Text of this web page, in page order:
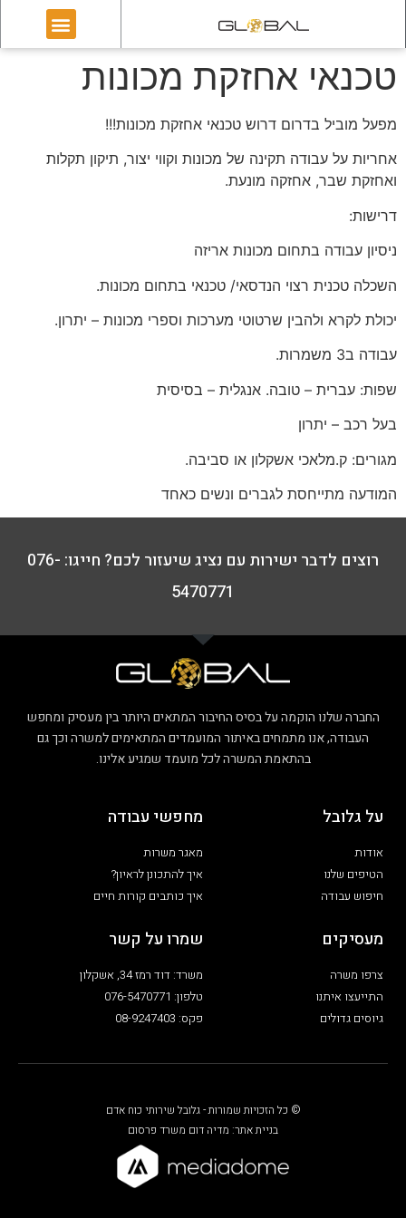
טכנאי אחזקת מכונות
מפעל מוביל בדרום דרוש טכנאי אחזקת מכונות!!!
אחריות על עבודה תקינה של מכונות וקווי יצור, תיקון תקלות
ואחזקת שבר, אחזקה מונעת.
דרישות:
ניסיון עבודה בתחום מכונות אריזה
השכלה טכנית רצוי הנדסאי/ טכנאי בתחום מכונות.
יכולת לקרא ולהבין שרטוטי מערכות וספרי מכונות – יתרון.
עבודה ב3 משמרות.
שפות: עברית – טובה. אנגלית – בסיסית
בעל רכב – יתרון
מגורים: ק.מלאכי אשקלון או סביבה.
המודעה מתייחסת לגברים ונשים כאחד
רוצים לדבר ישירות עם נציג שיעזור לכם? חייגו: 076-
5470771
החברה שלנו הוקמה על בסיס החיבור המתאים היותר בין מעסיק ומחפש
העבודה, אנו מתמחים באיתור המועמדים המתאימים למשרה וכך גם
בהתאמת המשרה לכל מועמד שמגיע אלינו.
על גלובל
אודות
הטיפים שלנו
חיפוש עבודה
מחפשי עבודה
מאגר משרות
איך להתכונן לראיון?
איך כותבים קורות חיים
מעסיקים
צרפו משרה
התייעצו איתנו
גיוסים גדולים
שמרו על קשר
משרד: דוד רמז 34, אשקלון
טלפון: 076-5470771
פקס: 08-9247403
© כל הזכויות שמורות - גלובל שירותי כוח אדם
בניית אתר: מדיה דום משרד פרסום